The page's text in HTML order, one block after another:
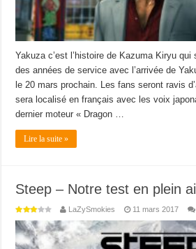
Yakuza c’est l’histoire de Kazuma Kiryu
des années de service avec l’arrivée de
le 20 mars prochain. Les fans seront ravis
sera localisé en français avec les voix
dernier moteur « Dragon …
Lire la suite »
Steep – Notre test en plein
LaZySmokies 11 mars 2017